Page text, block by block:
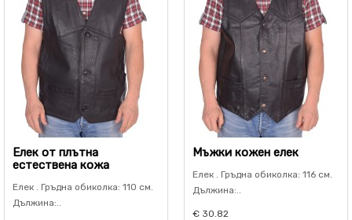
Елек от плътна
естествена кожа
Елек . Гръдна обиколка: 110 см.
Дължина:..
Мъжки кожен елек
Елек . Гръдна обиколка: 116 см.
Дължина:..
€ 30.82